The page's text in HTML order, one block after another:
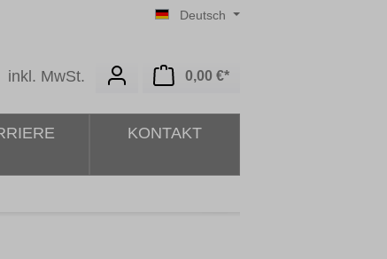
Deutsch
inkl. MwSt. 0,00 €*Warenkorb enthält 0
KONTAKT